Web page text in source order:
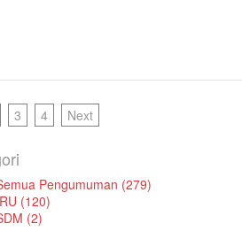
3 4 Next
Pengumuman (279)
(120)
(2)